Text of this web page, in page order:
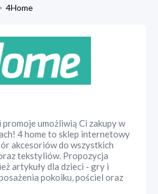
4Home
umożliwią Ci zakupy w
4 home to sklep internetowy
akcesoriów do wszystkich
tekstyliów. Propozycja
artykuły dla dzieci - gry i
pokoiku, pościel oraz